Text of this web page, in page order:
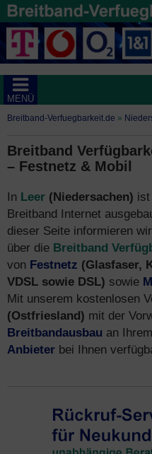
MENÜ
Breitband-Verfuegbarkeit.de »
Breitband
– Festnetz & Mobil
In Leer (Niedersachen) ist
Breitband Internet
dieser Seite informieren
über die Breitband
von Festnetz (Glasfaser,
VDSL sowie DSL) sowie
Mit unserem kostenlosen
(Ostfriesland) mit der
Breitbandausbau an
Anbieter bei Ihnen